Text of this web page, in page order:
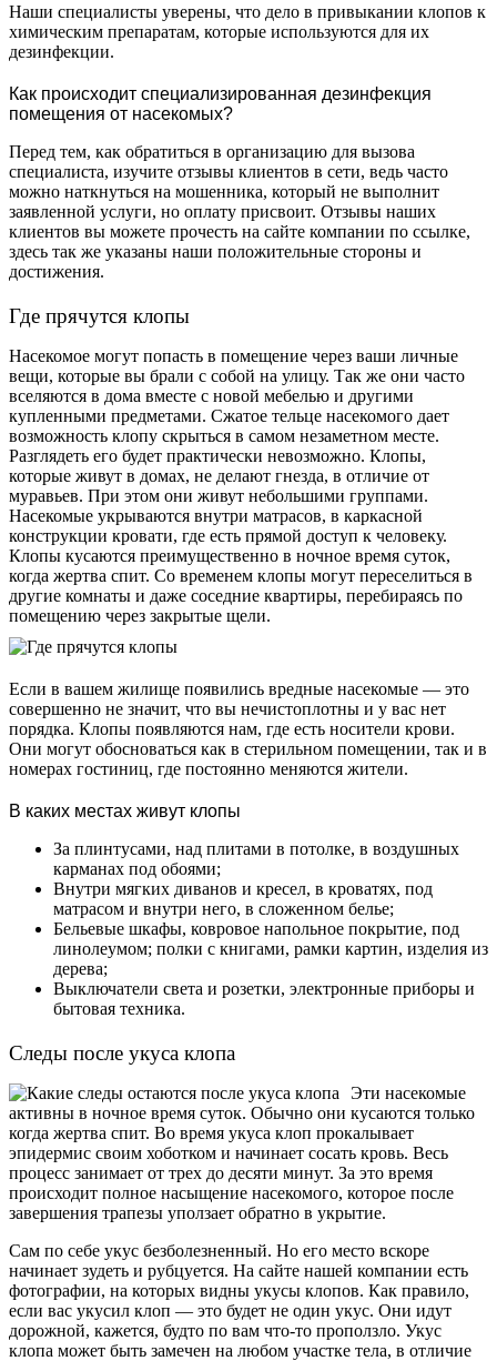
Наши специалисты уверены, что дело в привыкании клопов к
химическим препаратам, которые используются для их
дезинфекции.
Как происходит специализированная дезинфекция
помещения от насекомых?
Перед тем, как обратиться в организацию для вызова
специалиста, изучите отзывы клиентов в сети, ведь часто
можно наткнуться на мошенника, который не выполнит
заявленной услуги, но оплату присвоит. Отзывы наших
клиентов вы можете прочесть на сайте компании по ссылке,
здесь так же указаны наши положительные стороны и
достижения.
Где прячутся клопы
Насекомое могут попасть в помещение через ваши личные
вещи, которые вы брали с собой на улицу. Так же они часто
вселяются в дома вместе с новой мебелью и другими
купленными предметами. Сжатое тельце насекомого дает
возможность клопу скрыться в самом незаметном месте.
Разглядеть его будет практически невозможно. Клопы,
которые живут в домах, не делают гнезда, в отличие от
муравьев. При этом они живут небольшими группами.
Насекомые укрываются внутри матрасов, в каркасной
конструкции кровати, где есть прямой доступ к человеку.
Клопы кусаются преимущественно в ночное время суток,
когда жертва спит. Со временем клопы могут переселиться в
другие комнаты и даже соседние квартиры, перебираясь по
помещению через закрытые щели.
Если в вашем жилище появились вредные насекомые — это
совершенно не значит, что вы нечистоплотны и у вас нет
порядка. Клопы появляются нам, где есть носители крови.
Они могут обосноваться как в стерильном помещении, так и в
номерах гостиниц, где постоянно меняются жители.
В каких местах живут клопы
За плинтусами, над плитами в потолке, в воздушных
карманах под обоями;
Внутри мягких диванов и кресел, в кроватях, под
матрасом и внутри него, в сложенном белье;
Бельевые шкафы, ковровое напольное покрытие, под
линолеумом; полки с книгами, рамки картин, изделия из
дерева;
Выключатели света и розетки, электронные приборы и
бытовая техника.
Следы после укуса клопа
Эти насекомые
активны в ночное время суток. Обычно они кусаются только
когда жертва спит. Во время укуса клоп прокалывает
эпидермис своим хоботком и начинает сосать кровь. Весь
процесс занимает от трех до десяти минут. За это время
происходит полное насыщение насекомого, которое после
завершения трапезы уползает обратно в укрытие.
Сам по себе укус безболезненный. Но его место вскоре
начинает зудеть и рубцуется. На сайте нашей компании есть
фотографии, на которых видны укусы клопов. Как правило,
если вас укусил клоп — это будет не один укус. Они идут
дорожной, кажется, будто по вам что-то проползло. Укус
клопа может быть замечен на любом участке тела, в отличие